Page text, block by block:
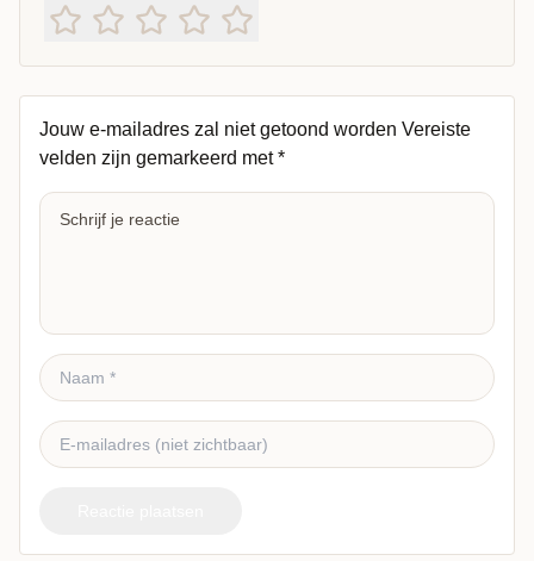
Jouw e-mailadres zal niet getoond worden Vereiste
velden zijn gemarkeerd met*